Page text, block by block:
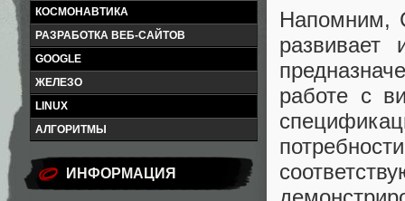
КОСМОНАВТИКА
РАЗРАБОТКА ВЕБ-САЙТОВ
GOOGLE
ЖЕЛЕЗО
LINUX
АЛГОРИТМЫ
ИНФОРМАЦИЯ
Напомним,
развивает
работе с